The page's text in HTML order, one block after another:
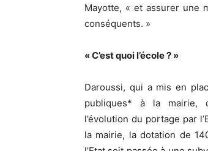
Mayotte, « et assurer une
conséquents. »
« C’est quoi l’école ? »
Daroussi, qui a mis en
publiques* à la mairie,
l’évolution du portage par
la mairie, la dotation de